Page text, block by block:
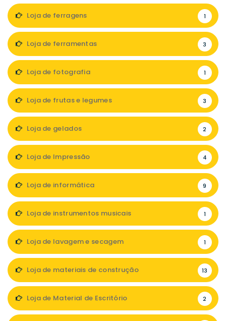
Loja de ferragens 1
Loja de ferramentas 3
Loja de fotografia 1
Loja de frutas e legumes 3
Loja de gelados 2
Loja de Impressão 4
Loja de informática 9
Loja de instrumentos musicais 1
Loja de lavagem e secagem 1
Loja de materiais de construção 13
Loja de Material de Escritório 2